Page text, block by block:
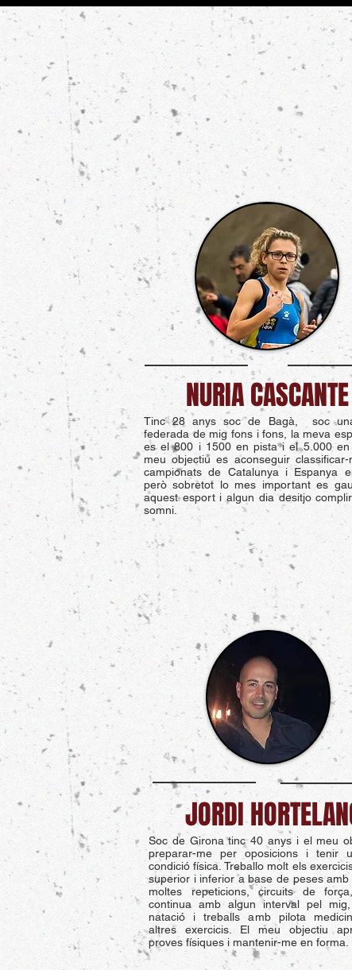
NURIA CASCANTE
Tinc 28 anys soc de Bagà, soc
federada de mig fons i fons, la meva
es el 800 i 1500 en pista i el 5.000 en
meu objectiu es aconseguir classificar-
campionats de Catalunya i Espanya
però sobretot lo mes important es
aquest esport i algun dia desitjo
somni.
JORDI
Soc de Girona tinc 40 anys i el meu
preparar-me per oposicions i tenir
condició física. Treballo molt els
superior i inferior a base de peses
moltes repeticions, circuits de
continua amb algun interval pel mig,
natació i treballs amb pilota
altres exercicis. El meu objectiu
proves físiques i mantenir-me en forma.